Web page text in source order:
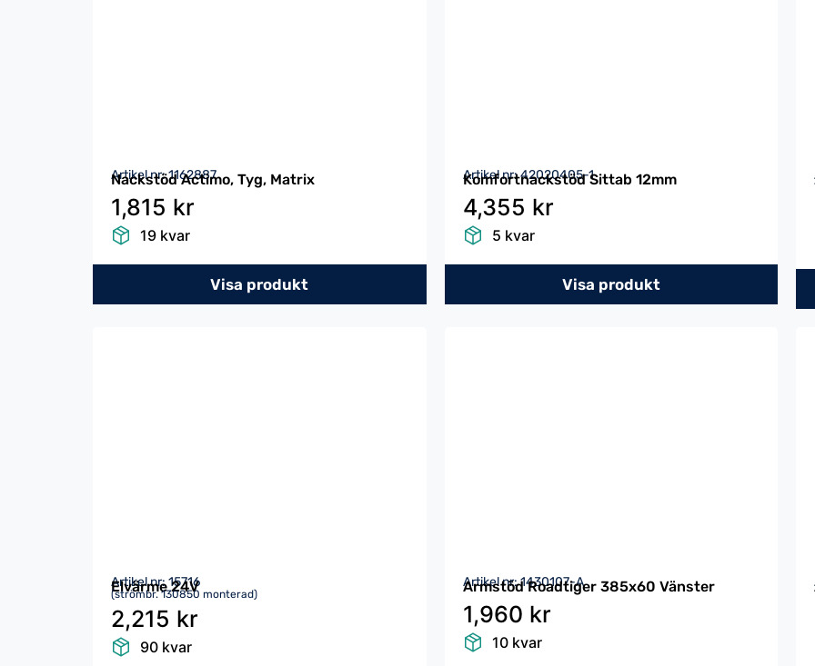
Artikel nr: 1162887
Nackstöd Actimo, Tyg, Matrix
1,815 kr
19 kvar
Visa produkt
Artikel nr: 42020405-1
Komfortnackstöd Sittab 12mm
4,355 kr
5 kvar
Visa produkt
Artikel nr: 15716
Elvärme 24V
(strömbr. 130850 monterad)
2,215 kr
90 kvar
Artikel nr: 1430107-A
Armstöd Roadtiger 385x60 Vänster
1,960 kr
10 kvar